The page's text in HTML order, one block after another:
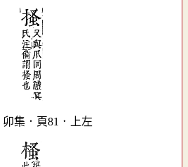
集．頁81．上左